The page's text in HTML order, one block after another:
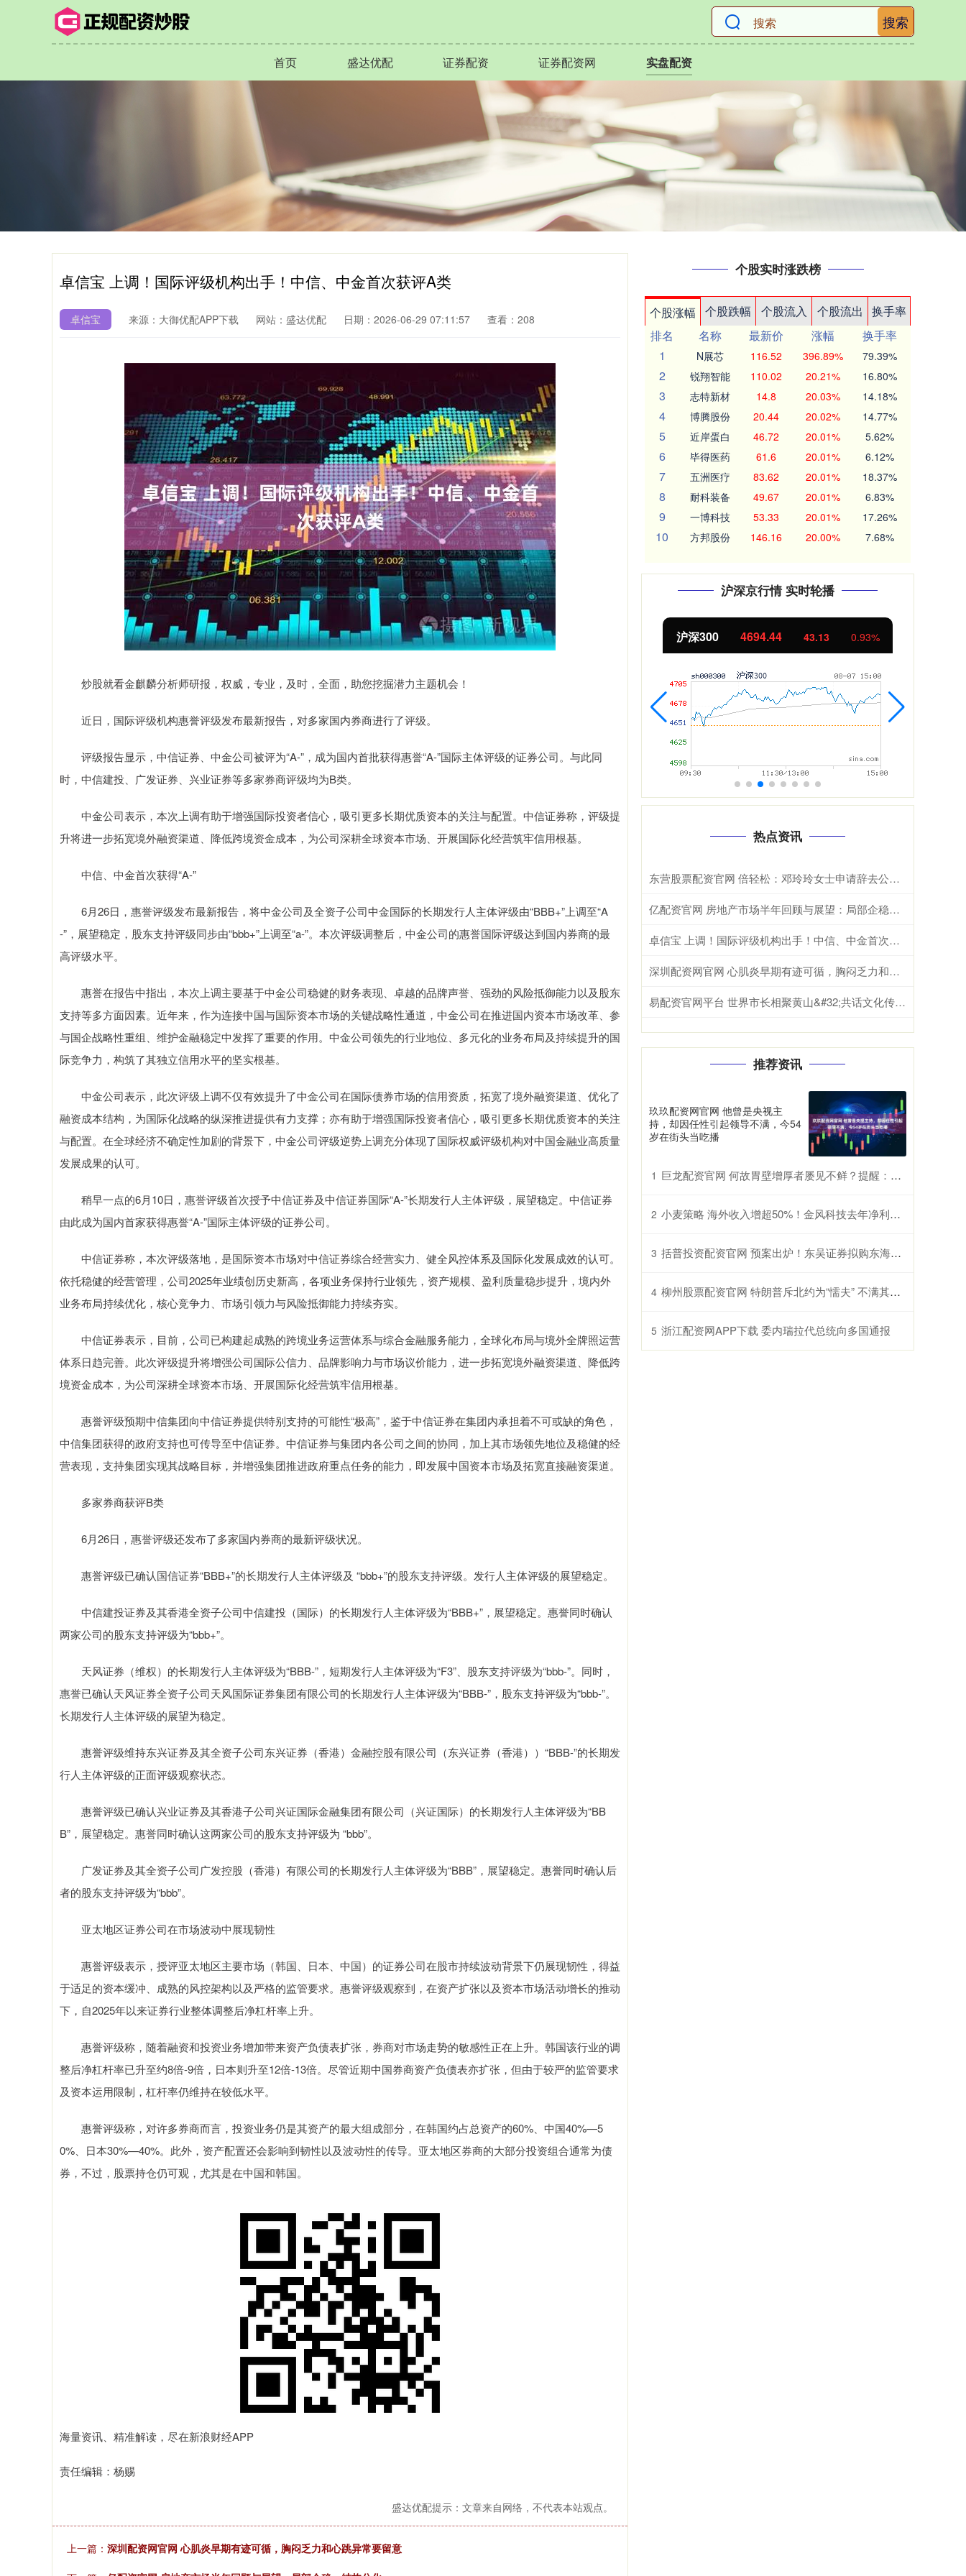
搜索
首页 盛达优配 证券配资 证券配资网 实盘配资
卓信宝 上调！国际评级机构出手！中信、中金首次获评A类
卓信宝 来源：大御优配APP下载 网站：盛达优配 日期：2026-06-29 07:11:57 查看：208
炒股就看金麒麟分析师研报，权威，专业，及时，全面，助您挖掘潜力主题机会！
近日，国际评级机构惠誉评级发布最新报告，对多家国内券商进行了评级。
评级报告显示，中信证券、中金公司被评为“A-”，成为国内首批获得惠誉“A-”国际主体评级的证券公司。与此同
时，中信建投、广发证券、兴业证券等多家券商评级均为B类。
中金公司表示，本次上调有助于增强国际投资者信心，吸引更多长期优质资本的关注与配置。中信证券称，评级提
升将进一步拓宽境外融资渠道、降低跨境资金成本，为公司深耕全球资本市场、开展国际化经营筑牢信用根基。
中信、中金首次获得“A-”
6月26日，惠誉评级发布最新报告，将中金公司及全资子公司中金国际的长期发行人主体评级由“BBB+”上调至“A
-”，展望稳定，股东支持评级同步由“bbb+”上调至“a-”。本次评级调整后，中金公司的惠誉国际评级达到国内券商的最
高评级水平。
惠誉在报告中指出，本次上调主要基于中金公司稳健的财务表现、卓越的品牌声誉、强劲的风险抵御能力以及股东
支持等多方面因素。近年来，作为连接中国与国际资本市场的关键战略性通道，中金公司在推进国内资本市场改革、参
与国企战略性重组、维护金融稳定中发挥了重要的作用。中金公司领先的行业地位、多元化的业务布局及持续提升的国
际竞争力，构筑了其独立信用水平的坚实根基。
中金公司表示，此次评级上调不仅有效提升了中金公司在国际债券市场的信用资质，拓宽了境外融资渠道、优化了
融资成本结构，为国际化战略的纵深推进提供有力支撑；亦有助于增强国际投资者信心，吸引更多长期优质资本的关注
与配置。在全球经济不确定性加剧的背景下，中金公司评级逆势上调充分体现了国际权威评级机构对中国金融业高质量
发展成果的认可。
稍早一点的6月10日，惠誉评级首次授予中信证券及中信证券国际“A-”长期发行人主体评级，展望稳定。中信证券
由此成为国内首家获得惠誉“A-”国际主体评级的证券公司。
中信证券称，本次评级落地，是国际资本市场对中信证券综合经营实力、健全风控体系及国际化发展成效的认可。
依托稳健的经营管理，公司2025年业绩创历史新高，各项业务保持行业领先，资产规模、盈利质量稳步提升，境内外
业务布局持续优化，核心竞争力、市场引领力与风险抵御能力持续夯实。
中信证券表示，目前，公司已构建起成熟的跨境业务运营体系与综合金融服务能力，全球化布局与境外全牌照运营
体系日趋完善。此次评级提升将增强公司国际公信力、品牌影响力与市场议价能力，进一步拓宽境外融资渠道、降低跨
境资金成本，为公司深耕全球资本市场、开展国际化经营筑牢信用根基。
惠誉评级预期中信集团向中信证券提供特别支持的可能性“极高”，鉴于中信证券在集团内承担着不可或缺的角色，
中信集团获得的政府支持也可传导至中信证券。中信证券与集团内各公司之间的协同，加上其市场领先地位及稳健的经
营表现，支持集团实现其战略目标，并增强集团推进政府重点任务的能力，即发展中国资本市场及拓宽直接融资渠道。
多家券商获评B类
6月26日，惠誉评级还发布了多家国内券商的最新评级状况。
惠誉评级已确认国信证券“BBB+”的长期发行人主体评级及 “bbb+”的股东支持评级。发行人主体评级的展望稳定。
中信建投证券及其香港全资子公司中信建投（国际）的长期发行人主体评级为“BBB+”，展望稳定。惠誉同时确认
两家公司的股东支持评级为“bbb+”。
天风证券（维权）的长期发行人主体评级为“BBB-”，短期发行人主体评级为“F3”、股东支持评级为“bbb-”。同时，
惠誉已确认天风证券全资子公司天风国际证券集团有限公司的长期发行人主体评级为“BBB-”，股东支持评级为“bbb-”。
长期发行人主体评级的展望为稳定。
惠誉评级维持东兴证券及其全资子公司东兴证券（香港）金融控股有限公司（东兴证券（香港））“BBB-”的长期发
行人主体评级的正面评级观察状态。
惠誉评级已确认兴业证券及其香港子公司兴证国际金融集团有限公司（兴证国际）的长期发行人主体评级为“BB
B”，展望稳定。惠誉同时确认这两家公司的股东支持评级为 “bbb”。
广发证券及其全资子公司广发控股（香港）有限公司的长期发行人主体评级为“BBB”，展望稳定。惠誉同时确认后
者的股东支持评级为“bbb”。
亚太地区证券公司在市场波动中展现韧性
惠誉评级表示，授评亚太地区主要市场（韩国、日本、中国）的证券公司在股市持续波动背景下仍展现韧性，得益
于适足的资本缓冲、成熟的风控架构以及严格的监管要求。惠誉评级观察到，在资产扩张以及资本市场活动增长的推动
下，自2025年以来证券行业整体调整后净杠杆率上升。
惠誉评级称，随着融资和投资业务增加带来资产负债表扩张，券商对市场走势的敏感性正在上升。韩国该行业的调
整后净杠杆率已升至约8倍-9倍，日本则升至12倍-13倍。尽管近期中国券商资产负债表亦扩张，但由于较严的监管要求
及资本运用限制，杠杆率仍维持在较低水平。
惠誉评级称，对许多券商而言，投资业务仍是其资产的最大组成部分，在韩国约占总资产的60%、中国40%—5
0%、日本30%—40%。此外，资产配置还会影响到韧性以及波动性的传导。亚太地区券商的大部分投资组合通常为债
券，不过，股票持仓仍可观，尤其是在中国和韩国。
海量资讯、精准解读，尽在新浪财经APP
责任编辑：杨赐
盛达优配提示：文章来自网络，不代表本站观点。
上一篇： 深圳配资网官网 心肌炎早期有迹可循，胸闷乏力和心跳异常要留意
个股实时涨跌榜
个股涨幅 个股跌幅 个股流入 个股流出
换手率
排名
名称 最新价 涨幅
换手率
1
N展芯 116.52 396.89% 79.39%
2 锐翔智能 110.02 20.21% 16.80%
3 志特新材 14.8 20.03% 14.18%
4 博腾股份 20.44 20.02% 14.77%
5 近岸蛋白 46.72 20.01% 5.62%
6 毕得医药 61.6 20.01% 6.12%
7 五洲医疗 83.62 20.01% 18.37%
8 耐科装备 49.67 20.01% 6.83%
9 一博科技 53.33 20.01% 17.26%
10 方邦股份 146.16 20.00% 7.68%
沪深京行情 实时轮播
深证成指 14311.01 200.89 1.42% 沪深300 4694.44 43.13 北证50 1134.24 11.37 1.01%
热点资讯
东营股票配资官网 倍轻松：邓玲玲女士申请辞去公司董事会秘书职务
亿配资官网 房地产市场半年回顾与展望：局部企稳，结构分化
卓信宝 上调！国际评级机构出手！中信、中金首次获评A类
深圳配资网官网 心肌炎早期有迹可循，胸闷乏力和心跳异常要留意
易配资官网平台 世界市长相聚黄山&#32;共话文化传承与城市发展
推荐资讯
玖玖配资网官网 他曾是央视主
持，却因任性引起领导不满，今54
岁在街头当吃播
1 巨龙配资官网 何故胃壁增厚者屡见不鲜？提醒：三餐中的过快进食习惯许是诱因
2 小麦策略 海外收入增超50%！金风科技去年净利润增近五成至27亿元
3 括普投资配资官网 预案出炉！东吴证券拟购东海证券约84%股权，整合面临同业竞争、历史风险等挑战
4 柳州股票配资官网 特朗普斥北约为“懦夫” 不满其未参与对伊朗作战
5 浙江配资网APP下载 委内瑞拉代总统向多国通报